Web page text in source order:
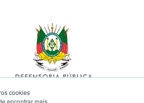
cookies
encontrar mais